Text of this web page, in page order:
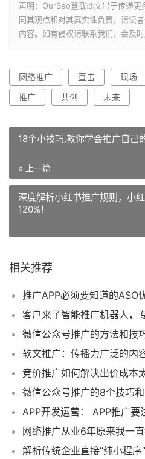
声明：OurSeo登载此文出于传递更
同其观点和对其真实性负责，请读
内容。如有侵权请联系我们，会及
网络推广 直击 现场
推广
共创 未来
18个小技巧,教你学会推广自己
« 上一篇
深度解析小红书推广规则，小
120%！
相关推荐
推广APP必须要知道的ASO
客户来了智能推广机器人，
微信公众号推广的方法和技
竞价推广如何解决出价成本
微信公众号推广的8个技巧
APP开发运营： APP推广要
网络推广从业6年原来我一